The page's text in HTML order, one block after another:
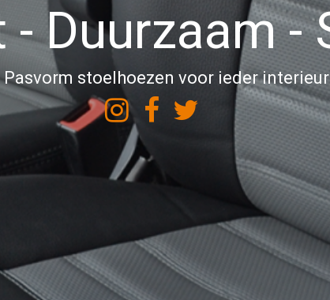
Duurzaam -
Pasvorm stoelhoezen voor ieder